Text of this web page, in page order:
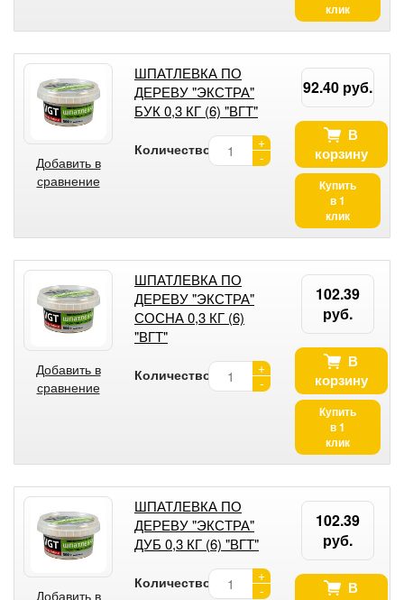
клик
Добавить в
сравнение
ШПАТЛЕВКА ПО
ДЕРЕВУ "ЭКСТРА"
БУК 0,3 КГ (6) "ВГТ"
Количество:
+
-
92.40 руб.
В
корзину
Купить
в 1
клик
Добавить в
сравнение
ШПАТЛЕВКА ПО
ДЕРЕВУ "ЭКСТРА"
СОСНА 0,3 КГ (6)
"ВГТ"
Количество:
+
-
102.39
руб.
В
корзину
Купить
в 1
клик
Добавить в
ШПАТЛЕВКА ПО
ДЕРЕВУ "ЭКСТРА"
ДУБ 0,3 КГ (6) "ВГТ"
Количество:
+
-
102.39
руб.
В